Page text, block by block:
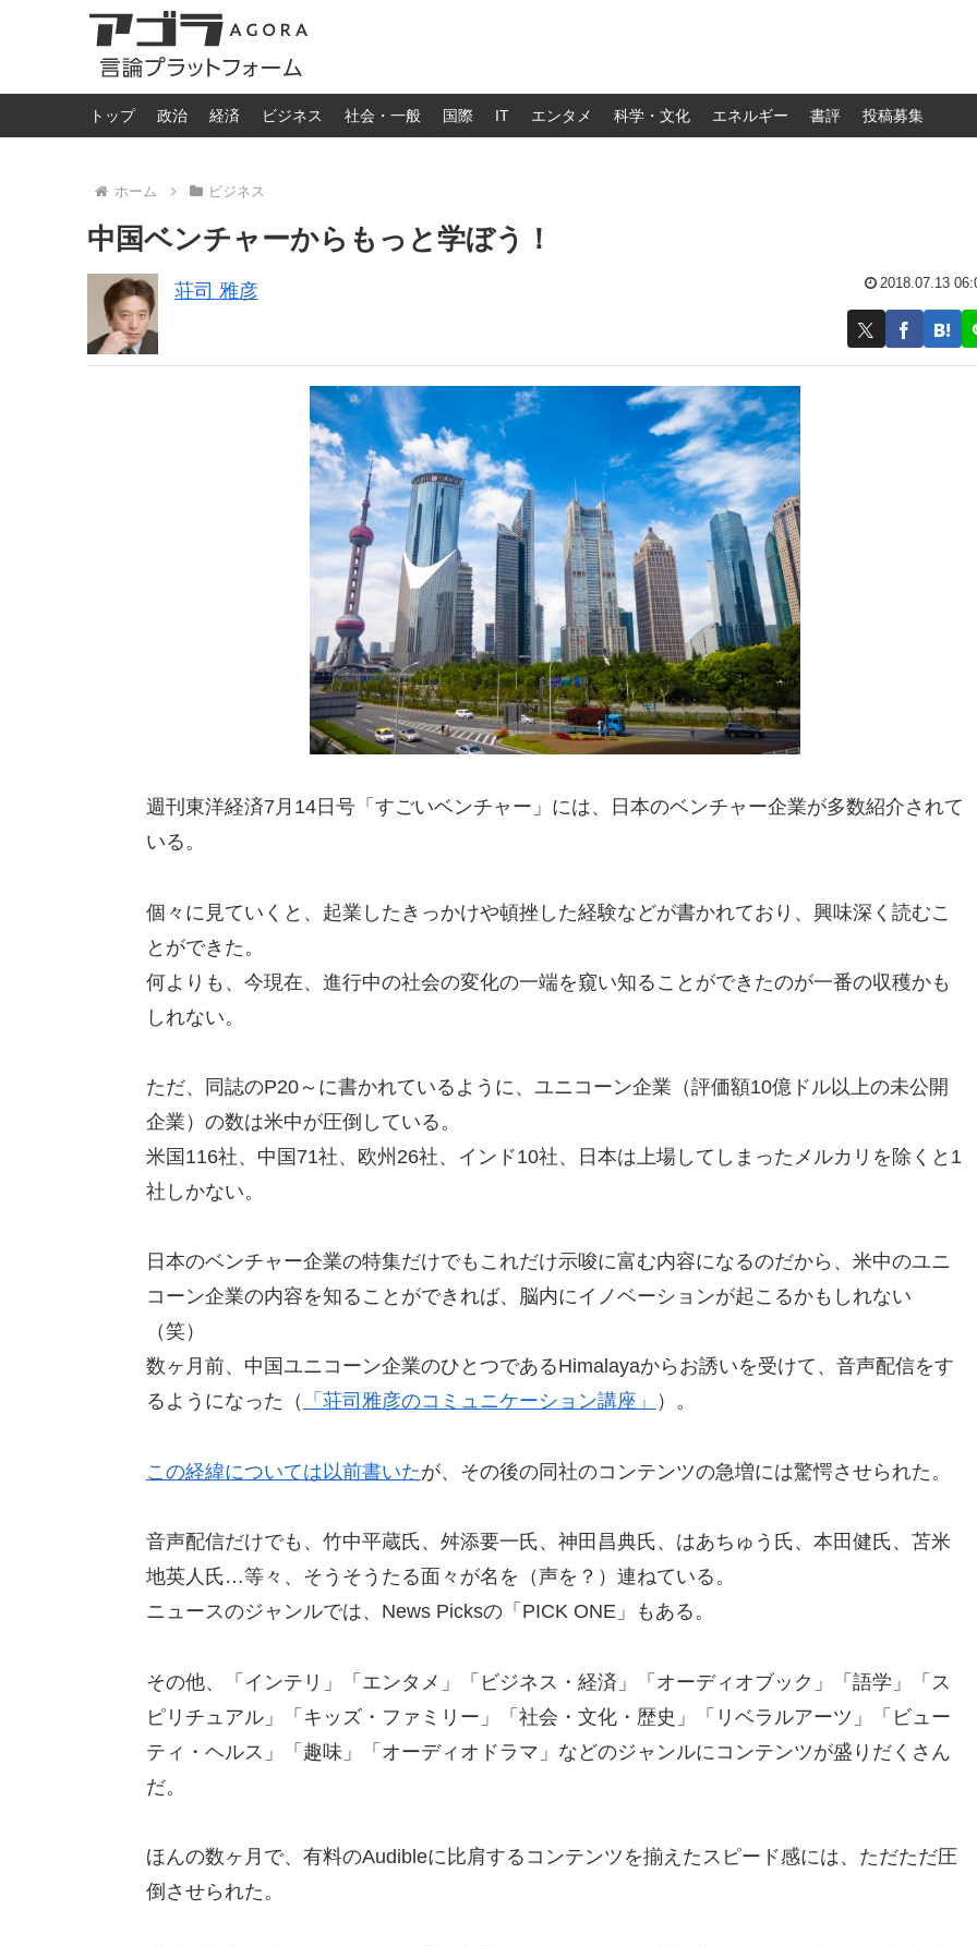
トップ 政治 経済 ビジネス 社会・一般 国際 IT エンタメ 科学・文化 エネルギー 書評 投稿募集
ホーム ビジネス
中国ベンチャーからもっと学ぼう！
荘司 雅彦 2018.07.13
週刊東洋経済7月14日号「すごいベンチャー」には、日本のベンチャー企業が多数紹介されて
いる。
個々に見ていくと、起業したきっかけや頓挫した経験などが書かれており、興味深く読むこ
とができた。
何よりも、今現在、進行中の社会の変化の一端を窺い知ることができたのが一番の収穫かも
しれない。
ただ、同誌のP20～に書かれているように、ユニコーン企業（評価額10億ドル以上の未公開
企業）の数は米中が圧倒している。
米国116社、中国71社、欧州26社、インド10社、日本は上場してしまったメルカリを除くと1
社しかない。
日本のベンチャー企業の特集だけでもこれだけ示唆に富む内容になるのだから、米中のユニ
コーン企業の内容を知ることができれば、脳内にイノベーションが起こるかもしれない
（笑）
数ヶ月前、中国ユニコーン企業のひとつであるHimalayaからお誘いを受けて、音声配信をす
るようになった（
「荘司雅彦のコミュニケーション講座」 ）。
この経緯については以前書いたが、その後の同社のコンテンツの急増には驚愕させられた。
音声配信だけでも、竹中平蔵氏、舛添要一氏、神田昌典氏、はあちゅう氏、本田健氏、苫米
地英人氏…等々、そうそうたる面々が名を（声を？）連ねている。
ニュースのジャンルでは、News Picksの「PICK ONE」もある。
その他、「インテリ」「エンタメ」「ビジネス・経済」「オーディオブック」「語学」「ス
ピリチュアル」「キッズ・ファミリー」「社会・文化・歴史」「リベラルアーツ」「ビュー
ティ・ヘルス」「趣味」「オーディオドラマ」などのジャンルにコンテンツが盛りだくさん
だ。
ほんの数ヶ月で、有料のAudibleに比肩するコンテンツを揃えたスピード感には、ただただ圧
倒させられた。